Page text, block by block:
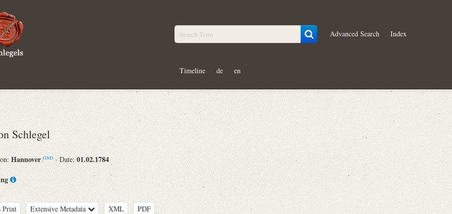
Advanced Search Index
Timeline de en
Schlegel
HannoverGND · Date: 01.02.1784
Print Extensive Metadata XML PDF